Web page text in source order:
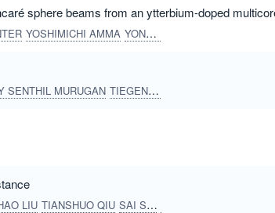
sphere beams from an ytterbium-doped
YOSHIMICHI AMMA YONGMIN JUNG
SENTHIL MURUGAN TIEGEN LIU
LIU TIANSHUO QIU SAI SUI